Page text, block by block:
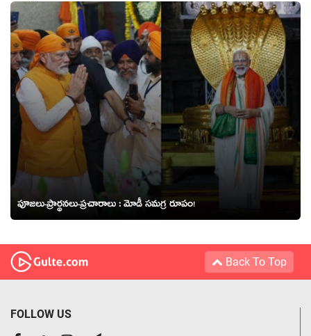
పూజ‌లు-ప్రార్థ‌న‌లు-ప్ర‌చారాలు : మోడీ స‌మ‌గ్ర రూపం!
Back To Top
FOLLOW US